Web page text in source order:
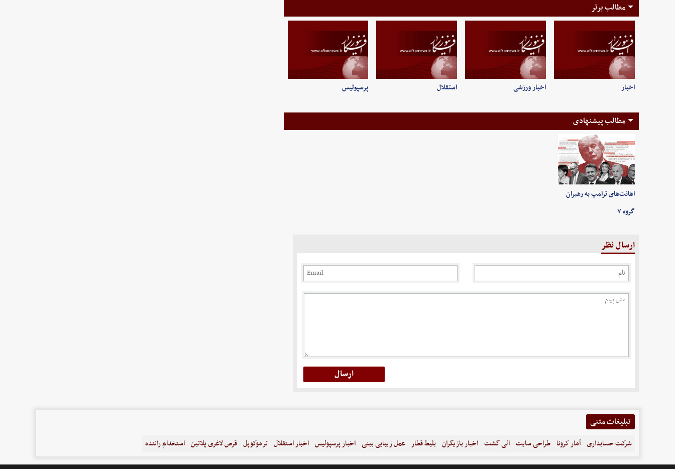
مطالب برتر
اخبار اخبار ورزشی استقلال پرسپولیس
مطالب پیشنهادی
اهانت‌های ترامپ به رهبران
گروه ۷
ارسال نظر
تبلیغات متنی
شرکت حسابداری آمار کرونا طراحی سایت الی گشت اخبار بازیگران بلیط قطار عمل زیبایی بینی اخبار پرسپولیس اخبار استقلال ترموکوپل قرص لاغری پلاتین استخدام راننده